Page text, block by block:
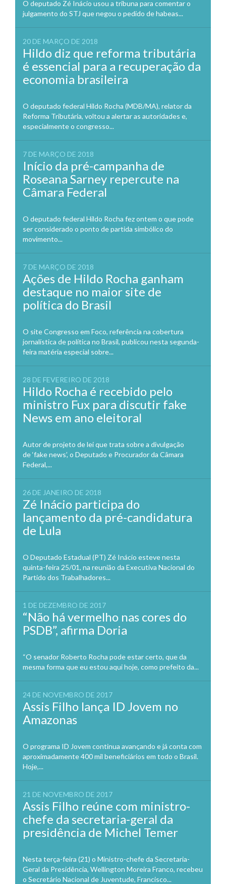
O deputado Zé Inácio usou a tribuna para comentar o
julgamento do STJ que negou o pedido de habeas...
20 DE MARÇO DE 2018
Hildo diz que reforma tributária
é essencial para a recuperação da
economia brasileira
O deputado federal Hildo Rocha (MDB/MA), relator da
Reforma Tributária, voltou a alertar as autoridades e,
especialmente o congresso...
7 DE MARÇO DE 2018
Início da pré-campanha de
Roseana Sarney repercute na
Câmara Federal
O deputado federal Hildo Rocha fez ontem o que pode
ser considerado o ponto de partida simbólico do
movimento...
7 DE MARÇO DE 2018
Ações de Hildo Rocha ganham
destaque no maior site de
política do Brasil
O site Congresso em Foco, referência na cobertura
jornalística de política no Brasil, publicou nesta segunda-
feira matéria especial sobre...
28 DE FEVEREIRO DE 2018
Hildo Rocha é recebido pelo
ministro Fux para discutir fake
News em ano eleitoral
Autor de projeto de lei que trata sobre a divulgação
de ‘fake news’, o Deputado e Procurador da Câmara
Federal,...
26 DE JANEIRO DE 2018
Zé Inácio participa do
lançamento da pré-candidatura
de Lula
O Deputado Estadual (PT) Zé Inácio esteve nesta
quinta-feira 25/01, na reunião da Executiva Nacional do
Partido dos Trabalhadores...
1 DE DEZEMBRO DE 2017
“Não há vermelho nas cores do
PSDB”, afirma Doria
“O senador Roberto Rocha pode estar certo, que da
mesma forma que eu estou aqui hoje, como prefeito da...
24 DE NOVEMBRO DE 2017
Assis Filho lança ID Jovem no
Amazonas
O programa ID Jovem continua avançando e já conta com
aproximadamente 400 mil beneficiários em todo o Brasil.
Hoje,...
21 DE NOVEMBRO DE 2017
Assis Filho reúne com ministro-
chefe da secretaria-geral da
presidência de Michel Temer
Nesta terça-feira (21) o Ministro-chefe da Secretaria-
Geral da Presidência, Wellington Moreira Franco, recebeu
o Secretário Nacional de Juventude, Francisco...